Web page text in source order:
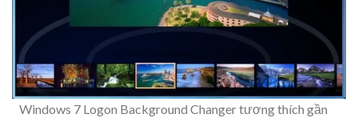
Windows 7 Logon Background Changer tương thích gần